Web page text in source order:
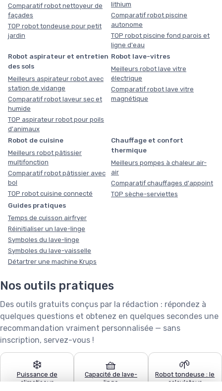
Comparatif robot nettoyeur de
façades
TOP robot tondeuse pour petit
jardin
lithium
Comparatif robot piscine
autonome
TOP robot piscine fond parois et
ligne d'eau
Robot aspirateur et entretien
des sols
Meilleurs aspirateur robot avec
station de vidange
Comparatif robot laveur sec et
humide
TOP aspirateur robot pour poils
d'animaux
Robot lave-vitres
Meilleurs robot lave vitre
électrique
Comparatif robot lave vitre
magnétique
Robot de cuisine
Meilleurs robot pâtissier
multifonction
Comparatif robot pâtissier avec
bol
TOP robot cuisine connecté
Chauffage et confort
thermique
Meilleurs pompes à chaleur air-
air
Comparatif chauffages d'appoint
TOP sèche-serviettes
Guides pratiques
Temps de cuisson airfryer
Réinitialiser un lave-linge
Symboles du lave-linge
Symboles du lave-vaisselle
Détartrer une machine Krups
Nos outils pratiques
Des outils gratuits conçus par la rédaction : répondez à
quelques questions et obtenez en quelques secondes une
recommandation vraiment personnalisée — sans
inscription, servez-vous !
❄️
Puissance de
climatiseur
🧺
Capacité de lave-
linge
🌱
Robot tondeuse : le
calculateur